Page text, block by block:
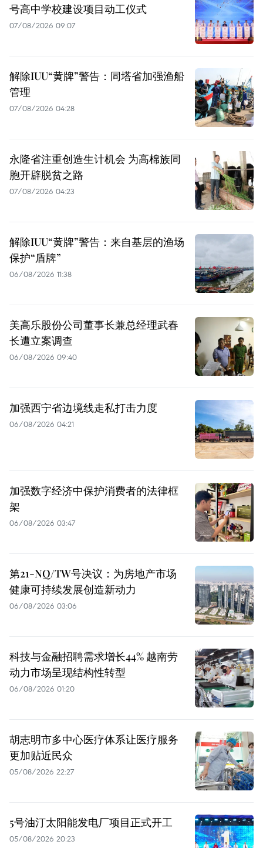
号高中学校建设项目动工仪式
07/08/2026 09:07
解除IUU“黄牌”警告：同塔省加强渔船
管理
07/08/2026 04:28
永隆省注重创造生计机会 为高棉族同
胞开辟脱贫之路
07/08/2026 04:23
解除IUU“黄牌”警告：来自基层的渔场
保护“盾牌”
06/08/2026 11:38
美高乐股份公司董事长兼总经理武春
长遭立案调查
06/08/2026 09:40
加强西宁省边境线走私打击力度
06/08/2026 04:21
加强数字经济中保护消费者的法律框
架
06/08/2026 03:47
第21-NQ/TW号决议：为房地产市场
健康可持续发展创造新动力
06/08/2026 03:06
科技与金融招聘需求增长44% 越南劳
动力市场呈现结构性转型
06/08/2026 01:20
胡志明市多中心医疗体系让医疗服务
更加贴近民众
05/08/2026 22:27
5号油汀太阳能发电厂项目正式开工
05/08/2026 20:23